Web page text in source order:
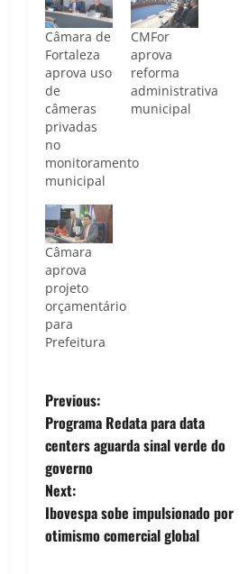
Câmara de
Fortaleza
aprova uso
de
câmeras
privadas
no
monitoramento
municipal
CMFor
aprova
reforma
administrativa
municipal
Câmara
aprova
projeto
orçamentário
para
Prefeitura
P
o
s
t
Previous:
Programa Redata para data
centers aguarda sinal verde do
governo
Next:
Ibovespa sobe impulsionado por
otimismo comercial global